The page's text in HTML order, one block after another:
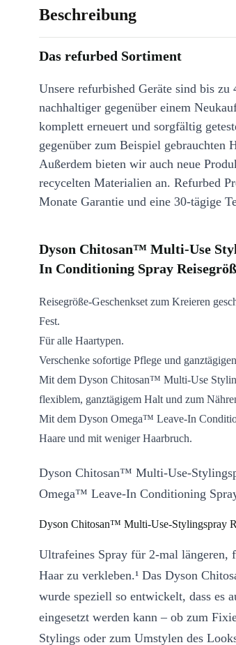
Beschreibung
Das refurbed Sortiment
Unsere refurbished Geräte sind bis zu
nachhaltiger gegenüber einem
komplett erneuert und sorgfältig
gegenüber zum Beispiel gebrauchten
Außerdem bieten wir auch neue
recycelten Materialien an. Refurbed
Monate Garantie und eine 30-tägige
Dyson Chitosan™ Multi-Use
In Conditioning Spray
Reisegröße-Geschenkset zum Kreieren
Fest.
Für alle Haartypen.
Verschenke sofortige Pflege und
Mit dem Dyson Chitosan™ Multi-Use
flexiblem, ganztägigem Halt und zum
Mit dem Dyson Omega™ Leave-In
Haare und mit weniger Haarbruch.
Dyson Chitosan™ Multi-Use-
Omega™ Leave-In Conditioning
Dyson Chitosan™ Multi-Use-Stylingspray
Ultrafeines Spray für 2-mal längeren,
Haar zu verkleben.¹ Das Dyson
wurde speziell so entwickelt, dass es
eingesetzt werden kann – ob zum
Stylings oder zum Umstylen des